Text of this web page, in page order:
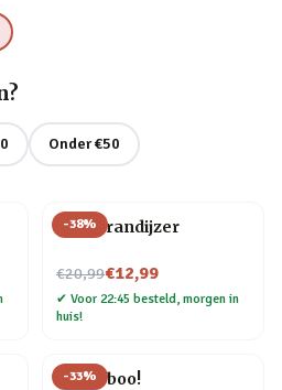
Onder €50
-38%
BBQ brandijzer
€20,99
Nu voor€12,99
✔ Voor 22:45 besteld, morgen in
huis!
-33%
Pick a boo!